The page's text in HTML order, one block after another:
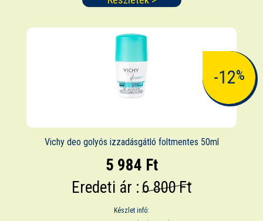
-12%
Vichy deo golyós izzadásgátló foltmentes 50ml
5 984 Ft
Eredeti ár :6 800 Ft
Készlet infó: